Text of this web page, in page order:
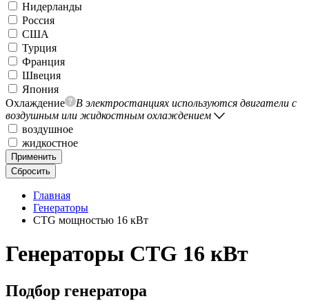
Нидерланды
Россия
США
Турция
Франция
Швеция
Япония
Охлаждение
В электростанциях используются двигатели с
воздушным или жидкостным охлаждением
воздушное
жидкостное
Применить
Сбросить
Главная
Генераторы
CTG мощностью 16 кВт
Генераторы CTG 16 кВт
Подбор генератора